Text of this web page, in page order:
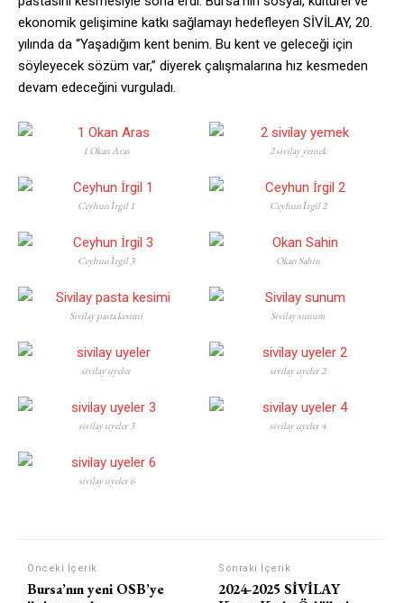
ekonomik gelişimine katkı sağlamayı hedefleyen SİVİLAY, 20.
yılında da “Yaşadığım kent benim. Bu kent ve geleceği için
söyleyecek sözüm var,” diyerek çalışmalarına hız kesmeden
devam edeceğini vurguladı.
1 Okan Aras 2 sivilay yemek
Ceyhun İrgil 1 Ceyhun İrgil 2
Ceyhun İrgil 3 Okan Sahin
Sivilay pasta kesimi Sivilay sunum
sivilay uyeler sivilay uyeler 2
sivilay uyeler 3 sivilay uyeler 4
sivilay uyeler 6
Önceki İçerik
Bursa’nın yeni OSB’ye
Sonraki İçerik
2024-2025 SİVİLAY